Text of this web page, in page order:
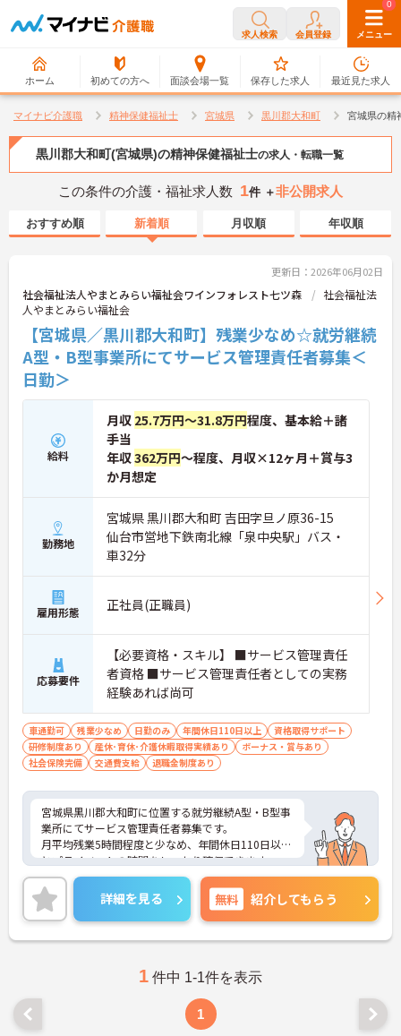
求人検索 会員登録 メニュー
ホーム 初めての方へ 面談会場一覧
0
保存した求人
0
最近見た求人
マイナビ介護職 精神保健福祉士 宮城県 黒川郡大和町 宮城県の精
黒川郡大和町(宮城県)の精神保健福祉士の求人・転職一覧
この条件の介護・福祉求人数 1件 ＋非公開求人
おすすめ順 新着順 月収順 年収順
更新日：2026年06月02日
社会福祉法人やまとみらい福祉会ワインフォレスト七ツ森
社会福祉法
人やまとみらい福祉会
【宮城県／黒川郡大和町】残業少なめ☆就労継続
A型・B型事業所にてサービス管理責任者募集＜
日勤＞
給料
月収 25.7万円～31.8万円程度、基本給＋諸
手当
年収362万円～程度、月収×12ヶ月＋賞与3
か月想定
勤務地
宮城県 黒川郡大和町 吉田字旦ノ原36-15
仙台市営地下鉄南北線「泉中央駅」バス・
車32分
雇用形態 正社員(正職員)
応募要件
【必要資格・スキル】 ■サービス管理責任
者資格 ■サービス管理責任者としての実務
経験あれば尚可
車通勤可 残業少なめ 日勤のみ 年間休日110日以上
資格取得サポート
研修制度あり
産休･育休･介護休暇取得実績あり
ボーナス・賞与あり
社会保険完備
交通費支給 退職金制度あり
宮城県黒川郡大和町に位置する就労継続A型・B型事
業所にてサービス管理責任者募集です。
月平均残業5時間程度と少なめ、年間休日110日以上
とプライベートの時間をしっかり確保できます。
ご興味のある方には、面接対策ポイントなど、さら
に詳細をお話いたしますので、お気軽にご相談くだ
さい。
詳細を見る 無料 紹介してもらう
1 件中 1-1件を表示
1